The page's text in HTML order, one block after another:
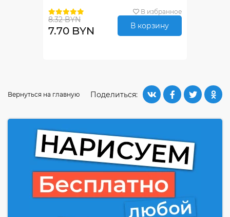
В избранное
8.32 BYN
7.70 BYN В корзину
Поделиться:
Вернуться на главную